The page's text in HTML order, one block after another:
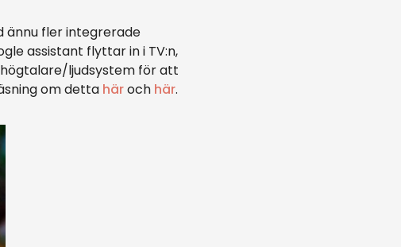
ännu fler integrerade
assistant flyttar in i TV:n,
ljudsystem för att
om detta häroch här.